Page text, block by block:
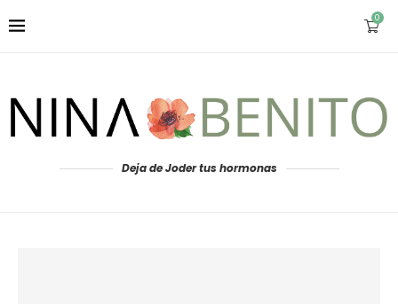
0
Deja de Joder tus hormonas